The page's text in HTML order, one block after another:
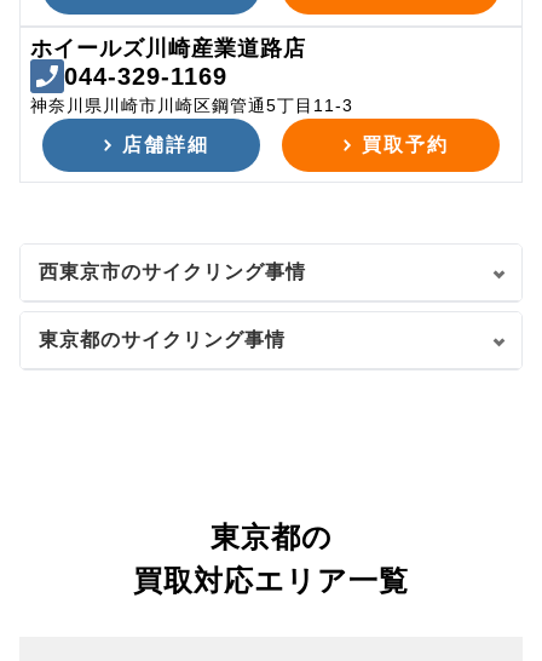
ホイールズ川崎産業道路店
044-329-1169
神奈川県川崎市川崎区鋼管通5丁目11-3
店舗詳細 買取予約
西東京市のサイクリング事情
東京都のサイクリング事情
東京都の
買取対応エリア一覧